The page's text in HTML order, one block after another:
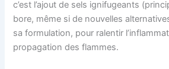
c’est l’ajout de sels ignifugeants
bore, même si de nouvelles
sa formulation, pour ralentir
propagation des flammes.